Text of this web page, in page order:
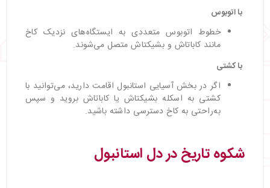
با اتوبوس
خطوط اتوبوس متعددی به ایستگاه‌های نزدیک کاخ
مانند کاباتاش و بشیکتاش متصل می‌شوند.
با کشتی
اگر در بخش آسیایی استانبول اقامت دارید، می‌توانید با
کشتی به اسکله بشیکتاش یا کاباتاش بروید و سپس
به‌راحتی به کاخ دسترسی داشته باشید.
شکوه تاریخ در دل استانبول